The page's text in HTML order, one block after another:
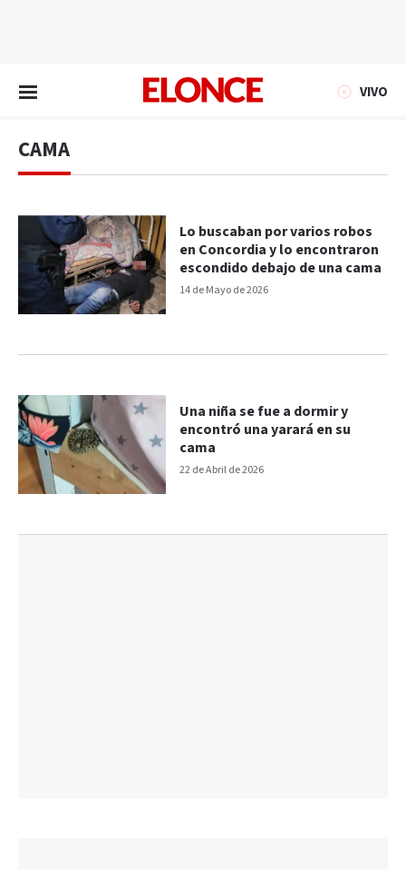
VIVO
CAMA
14 de Mayo de 2026
Lo buscaban por varios robos
en Concordia y lo encontraron
escondido debajo de una cama
22 de Abril de 2026
Una niña se fue a dormir y
encontró una yarará en su
cama